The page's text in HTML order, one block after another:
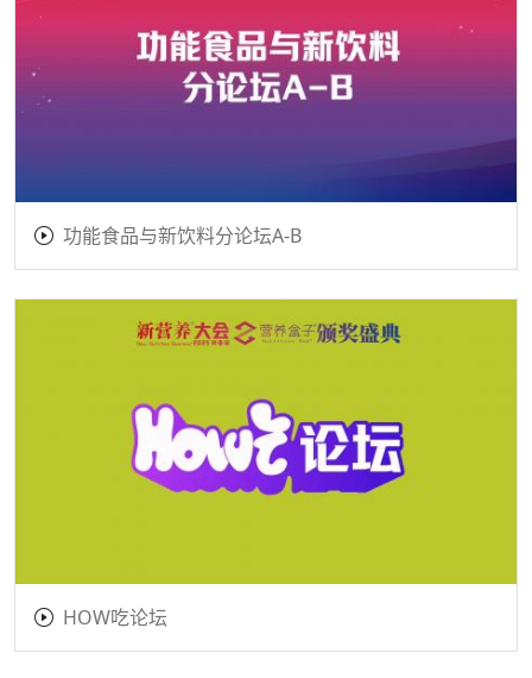
功能食品与新饮料分论坛A-B
HOW吃论坛